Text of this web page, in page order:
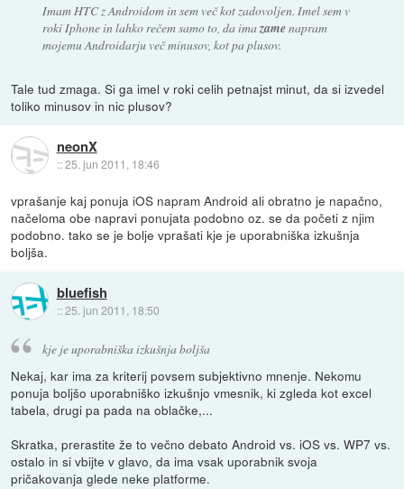
Imam HTC z Androidom in sem več kot zadovoljen. Imel sem v
roki Iphone in lahko rečem samo to, da imazamenapram
mojemu Androidarju več minusov, kot pa plusov.
Tale tud zmaga. Si ga imel v roki celih petnajst minut, da si izvedel
toliko minusov in nic plusov?
neonX
::25. jun 2011, 18:46
vprašanje kaj ponuja iOS napram Android ali obratno je napačno,
načeloma obe napravi ponujata podobno oz. se da početi z njim
podobno. tako se je bolje vprašati kje je uporabniška izkušnja
boljša.
bluefish
::25. jun 2011, 18:50
kje je uporabniška izkušnja boljša
Nekaj, kar ima za kriterij povsem subjektivno mnenje. Nekomu
ponuja boljšo uporabniško izkušnjo vmesnik, ki zgleda kot excel
tabela, drugi pa pada na oblačke,...
Skratka, prerastite že to večno debato Android vs. iOS vs. WP7 vs.
ostalo in si vbijte v glavo, da ima vsak uporabnik svoja
pričakovanja glede neke platforme.